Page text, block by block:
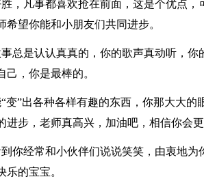
，凡事都喜欢抢在前面，这是个优点
望你能和小朋友们共同进步。
总是认认真真的，你的歌声真动听，
，你是最棒的。
变”出各种各样有趣的东西，你那大大的
步，老师真高兴，加油吧，相信你会更
你经常和小伙伴们说说笑笑，由衷地
的宝宝。